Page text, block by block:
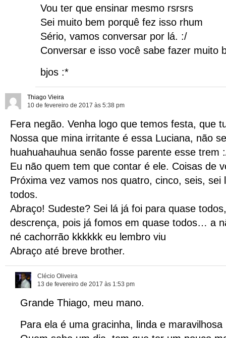
Vou ter que ensinar mesmo rsrsrs
Sei muito bem porquê fez isso rhum
Sério, vamos conversar por lá. :/
Conversar e isso você sabe fazer muito
bjos :*
Thiago Vieira
10 de fevereiro de 2017 às 5:38 pm
Fera negão. Venha logo que temos festa, que
Nossa que mina irritante é essa Luciana, não
huahuahauhua senão fosse parente esse trem
Eu não quem tem que contar é ele. Coisas de
Próxima vez vamos nos quatro, cinco, seis,
todos.
Abraço! Sudeste? Sei lá já foi para quase
descrença, pois já fomos em quase todos… a
né cachorrão kkkkkk eu lembro viu
Abraço até breve brother.
Clécio Oliveira
13 de fevereiro de 2017 às 1:53 pm
Grande Thiago, meu mano.
Para ela é uma gracinha, linda e maravilhosa